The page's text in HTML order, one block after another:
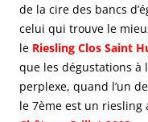
de la cire des bancs
celui qui trouve le
le Riesling Clos Saint
que les dégustations à
perplexe, quand l’un
le 7ème est un riesling